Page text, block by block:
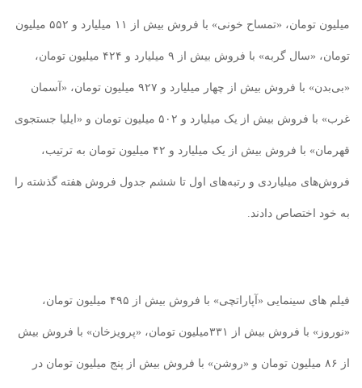
میلیون تومان، «تمساح خونی» با فروش بیش از ۱۱ میلیارد و ۵۵۲ میلیون
تومان، «سال گربه» با فروش بیش از ۹ میلیارد و ۴۲۴ میلیون تومان،
«بی‌بدن» با فروش بیش از چهار میلیارد و ۹۲۷ میلیون تومان، «آسمان
غرب» با فروش بیش از یک میلیارد و ۵۰۲ میلیون تومان و «ایلیا جستجوی
قهرمان» با فروش بیش از یک میلیارد و ۴۲ میلیون تومان به ترتیب،
فروش‌های میلیاردی و رتبه‌های اول تا ششم جدول فروش هفته گذشته را
به خود اختصاص دادند.
فیلم های سینمایی «آپاراتچی» با فروش بیش از ۴۹۵ میلیون تومان،
«نوروز» با فروش بیش از ۳۳۱میلیون تومان، «پرویزخان» با فروش بیش
از ۸۶ میلیون تومان و «روشن» با فروش بیش از پنج میلیون تومان در